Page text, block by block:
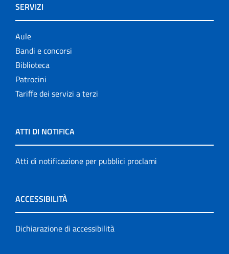
SERVIZI
Aule
Bandi e concorsi
Biblioteca
Patrocini
Tariffe dei servizi a terzi
ATTI DI NOTIFICA
Atti di notificazione per pubblici proclami
ACCESSIBILITÀ
Dichiarazione di accessibilità